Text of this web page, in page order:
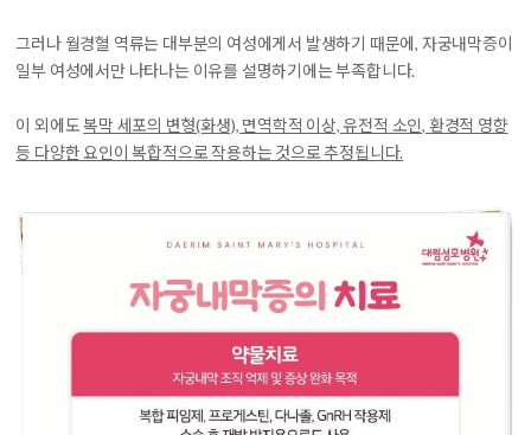
그러나 월경혈 역류는 대부분의 여성에게서 발생하기 때문에, 자궁내막증이
일부 여성에서만 나타나는 이유를 설명하기에는 부족합니다.
이 외에도복막 세포의 변형(화생), 면역학적 이상, 유전적 소인, 환경적 영향
등 다양한 요인이 복합적으로 작용하는 것으로 추정됩니다.